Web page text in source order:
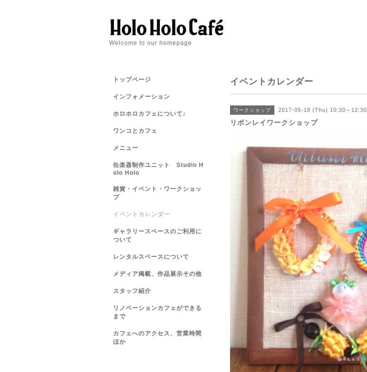
Welcome to our homepage
イベントカレンダー
ワークショップ 2017-05-18 (Thu) 10:30～12:30
リボンレイワークショップ
トップページ
インフォメーション
ホロホロカフェについて♪
ワンコとカフェ
メニュー
缶楽器制作ユニット Studio H
olo Holo
雑貨・イベント・ワークショッ
プ
イベントカレンダー
ギャラリースペースのご利用に
ついて
レンタルスペースについて
メディア掲載、作品展示その他
スタッフ紹介
リノベーションカフェができる
まで
カフェへのアクセス、営業時間
ほか